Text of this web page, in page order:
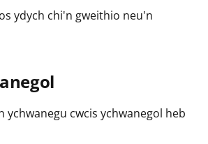
ydych chi'n gweithio neu'n
ychwanegu cwcis ychwanegol heb